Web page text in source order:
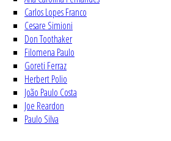
Carlos Lopes Franco
Cesare Simioni
Don Toothaker
Filomena Paulo
Goreti Ferraz
Herbert Polio
João Paulo Costa
Joe Reardon
Paulo Silva